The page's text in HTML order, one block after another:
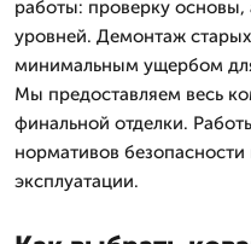
работы: проверку
уровней. Демонтаж
минимальным ущербом
Мы предоставляем весь
финальной отделки.
нормативов
эксплуатации.